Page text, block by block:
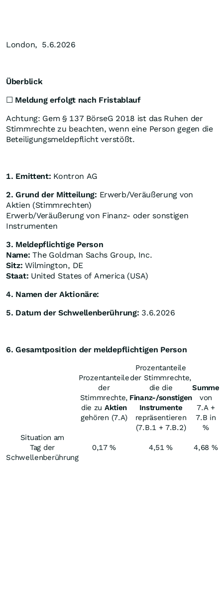
London, 5.6.2026
Überblick
☐ Meldung erfolgt nach Fristablauf
Achtung: Gem § 137 BörseG 2018 ist das Ruhen der
Stimmrechte zu beachten, wenn eine Person gegen die
Beteiligungsmeldepflicht verstößt.
1. Emittent: Kontron AG
2. Grund der Mitteilung: Erwerb/Veräußerung von
Aktien (Stimmrechten)
Erwerb/Veräußerung von Finanz- oder sonstigen
Instrumenten
3. Meldepflichtige Person
Name: The Goldman Sachs Group, Inc.
Sitz: Wilmington, DE
Staat: United States of America (USA)
4. Namen der Aktionäre:
5. Datum der Schwellenberührung: 3.6.2026
6. Gesamtposition der meldepflichtigen Person
Prozentanteile
der
Stimmrechte,
die zu Aktien
gehören (7.A)
Prozentanteile
der Stimmrechte,
die die
Finanz-/sonstigen
Instrumente
repräsentieren
(7.B.1 + 7.B.2)
Summe
von
7.A +
7.B in
%
Situation am
Tag der
Schwellenberührung
0,17 % 4,51 % 4,68 %